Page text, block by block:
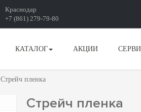
Краснодар
+7 (861) 279-79-80
КАТАЛОГ АКЦИИ
Стрейч пленка
Стрейч пленка